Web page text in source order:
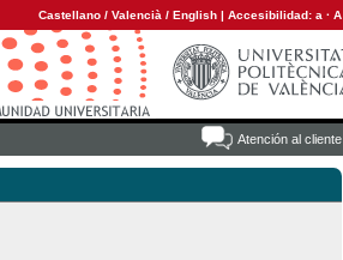
Castellano / Valencià / English | Accesibilidad: a · A
Atención al cliente